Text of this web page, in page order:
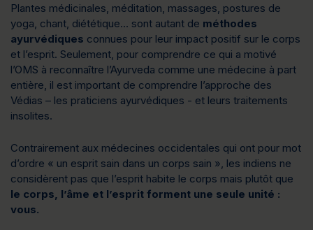
Plantes médicinales, méditation, massages, postures de
yoga, chant, diététique… sont autant de méthodes
ayurvédiques connues pour leur impact positif sur le corps
et l’esprit. Seulement, pour comprendre ce qui a motivé
l’OMS à reconnaître l’Ayurveda comme une médecine à part
entière, il est important de comprendre l’approche des
Védias – les praticiens ayurvédiques - et leurs traitements
insolites.
Contrairement aux médecines occidentales qui ont pour mot
d’ordre « un esprit sain dans un corps sain », les indiens ne
considèrent pas que l’esprit habite le corps mais plutôt que
le corps, l’âme et l’esprit forment une seule unité :
vous.